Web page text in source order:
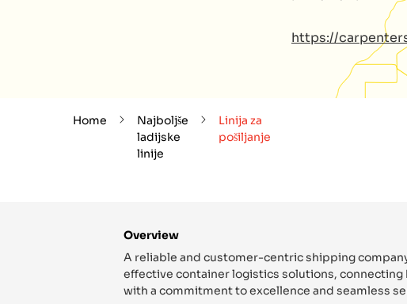
https://
Home
Najboljše
ladijske
linije
Linija za
pošiljanje
Overview
A reliable and customer-centric shipping
effective container logistics solutions,
with a commitment to excellence and seamless